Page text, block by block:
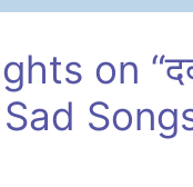
on
Sad